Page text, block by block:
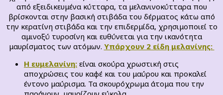
από εξειδικευμένα κύτταρα, τα μελανινοκύτταρα που
βρίσκονται στην βασική στιβάδα του δέρματος κάτω από
την κερατίνη στιβάδα και την επιδερμίδα, χρησιμοποιεί το
αμινοξύ τυροσίνη και ευθύνεται για την ικανότητα
μαυρίσματος των ατόμων. Υπάρχουν 2 είδη μελανίνης:
Η ευμελανίνη: είναι σκούρα χρωστική στις
αποχρώσεις του καφέ και του μαύρου και προκαλεί
έντονο μαύρισμα. Τα σκουρόχρωμα άτομα που την